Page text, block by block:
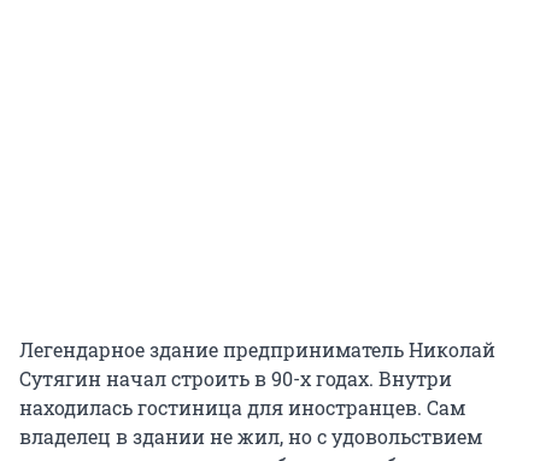
Легендарное здание предприниматель Николай
Сутягин начал строить в 90-х годах. Внутри
находилась гостиница для иностранцев. Сам
владелец в здании не жил, но с удовольствием